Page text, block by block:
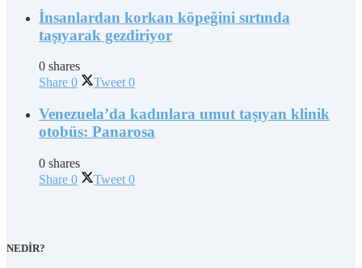
İnsanlardan korkan köpeğini sırtında
taşıyarak gezdiriyor
0 shares
Share 0 Tweet 0
Venezuela’da kadınlara umut taşıyan klinik
otobüs: Panarosa
0 shares
Share 0 Tweet 0
NEDİR?